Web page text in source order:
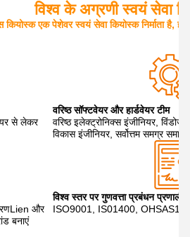
विश्व के अग्रणी स्वयं सेवा
कियोस्क एक पेशेवर स्वयं सेवा कियोस्क निर्माता है,
से लेकर
वरिष्ठ सॉफ्टवेयर और हार्डवेयर टीम
वरिष्ठ इलेक्ट्रोनिक्स इंजीनियर,
विकास इंजीनियर, सर्वोत्तम समग्र
और
बनाएं
विश्व स्तर पर गुणवत्ता प्रबंधन प्रणाली
ISO9001, IS01400,